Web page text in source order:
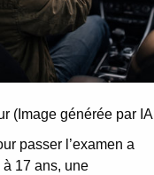
(Image générée par IA
passer l’examen a
17 ans, une